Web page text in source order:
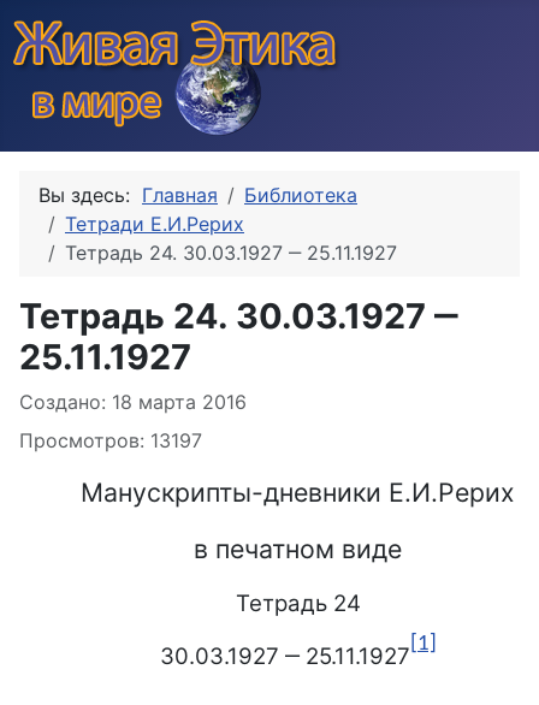
Вы здесь: Главная
Библиотека
Тетради Е.И.Рерих
Тетрадь 24. 30.03.1927 ‒ 25.11.1927
Тетрадь 24. 30.03.1927 ‒
25.11.1927
Информация о материале
Создано: 18 марта 2016
Просмотров: 13197
Манускрипты-дневники Е.И.Рерих
в печатном виде
Тетрадь 24
30.03.1927 ‒ 25.11.1927 [1]